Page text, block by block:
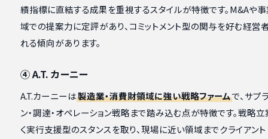
績指標に直結する成果を重視するスタイルが特徴です。M&Aや
域での提案力に定評があり、コミットメント型の関与を好む経営
れる傾向があります。
④ A.T. カーニー
A.T.カーニーは製造業・消費財領域に強い戦略ファームで、サプ
ン・調達・オペレーション戦略まで踏み込む点が特徴です。戦略
く実行支援型のスタンスを取り、現場に近い領域までクライアン